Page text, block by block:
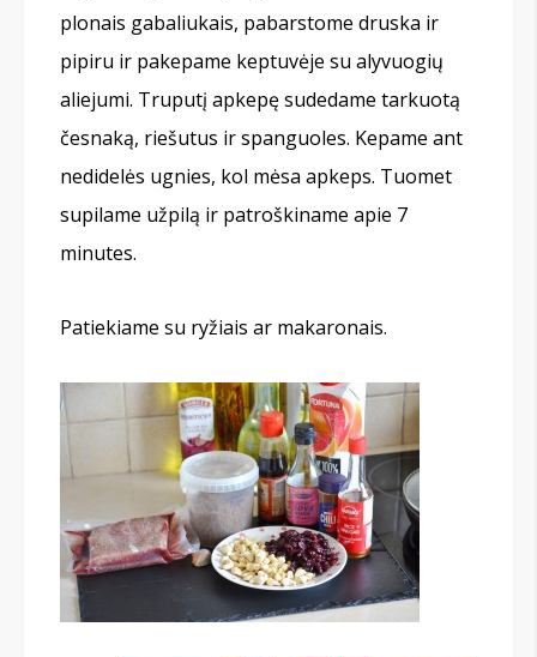
plonais gabaliukais, pabarstome druska ir
pipiru ir pakepame keptuvėje su alyvuogių
aliejumi. Truputį apkepę sudedame tarkuotą
česnaką, riešutus ir spanguoles. Kepame ant
nedidelės ugnies, kol mėsa apkeps. Tuomet
supilame užpilą ir patroškiname apie 7
minutes.
Patiekiame su ryžiais ar makaronais.